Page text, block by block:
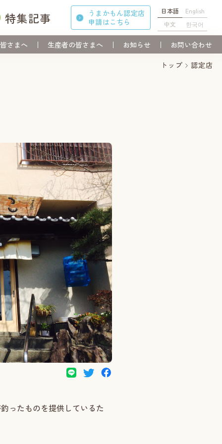
特集記事
うまかもん認定店
申請はこちら
日本語
English
中文
한국어
さまへ 生産者の皆さまへ お知らせ お問い合わせ
トップ 認定店
ったものを提供しているた